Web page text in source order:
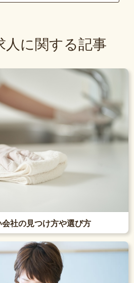
人に関する記事
社の見つけ方や選び方